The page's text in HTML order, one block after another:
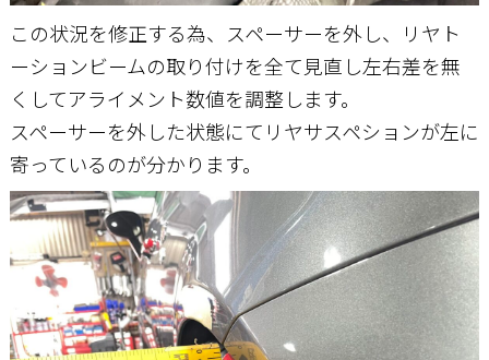
この状況を修正する為、スペーサーを外し、リヤト
ーションビームの取り付けを全て見直し左右差を無
くしてアライメント数値を調整します。
スペーサーを外した状態にてリヤサスペションが左に
寄っているのが分かります。